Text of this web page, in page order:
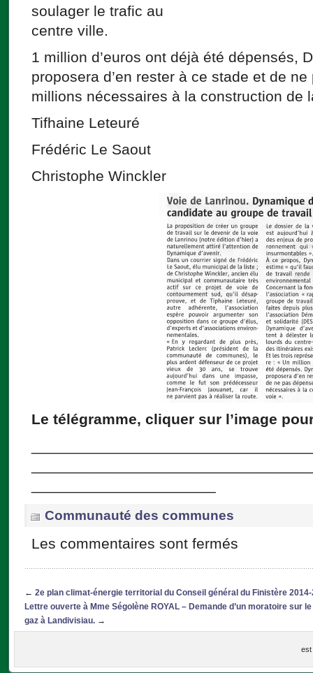
soulager le trafic au
centre ville.
1 million d’euros ont déjà été dépensés,
proposera d’en rester à ce stade et de
millions nécessaires à la construction de
Tifhaine Leteuré
Frédéric Le Saout
Christophe Winckler
Le télégramme, cliquer sur l’image
Communauté des communes
Les commentaires sont fermés
← 2e plan climat-énergie territorial du Conseil général du Finistère
Lettre ouverte à Mme Ségolène ROYAL – Demande d’un moratoire sur
gaz à Landivisiau. →